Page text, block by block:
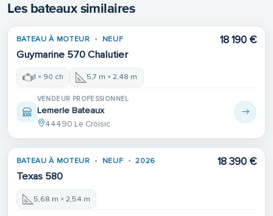
Les bateaux similaires
BATEAU À MOTEUR NEUF
Guymarine 570 Chalutier
18 190 €
1 × 90 ch 5,7 m × 2,48 m
VENDEUR PROFESSIONNEL
Lemerle Bateaux
44490 Le Croisic
BATEAU À MOTEUR NEUF 2026
Texas 580
18 390 €
5,68 m × 2,54 m